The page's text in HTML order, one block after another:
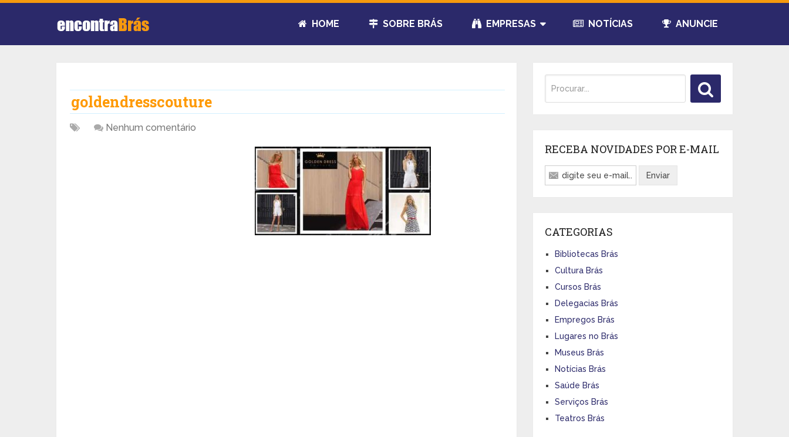
HOME SOBRE BRÁS EMPRESAS NOTÍCIAS ANUNCIE
goldendresscouture
Nenhum comentário
RECEBA NOVIDADES POR E-MAIL
CATEGORIAS
Bibliotecas Brás
Cultura Brás
Cursos Brás
Delegacias Brás
Empregos Brás
Lugares no Brás
Museus Brás
Notícias Brás
Saúde Brás
Serviços Brás
Teatros Brás